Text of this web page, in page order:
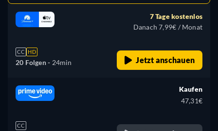
CC HD
20 Folgen - 24min
7 Tage kostenlos
Danach 7,99€ / Monat
Jetzt anschauen
CC
Kaufen
47,31€